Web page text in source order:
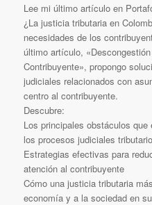
Lee mi último artículo en
¿La justicia tributaria en
necesidades de los
último artículo,
Contribuyente», propongo
judiciales relacionados con
centro al contribuyente.
Descubre:
Los principales obstáculos
los procesos judiciales
Estrategias efectivas para
atención al contribuyente
Cómo una justicia tributaria
economía y a la sociedad en